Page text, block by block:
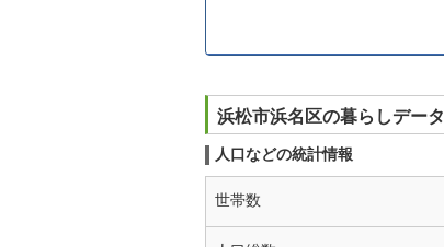
浜松市浜名区の暮らしデータ
人口などの統計情報
世帯数